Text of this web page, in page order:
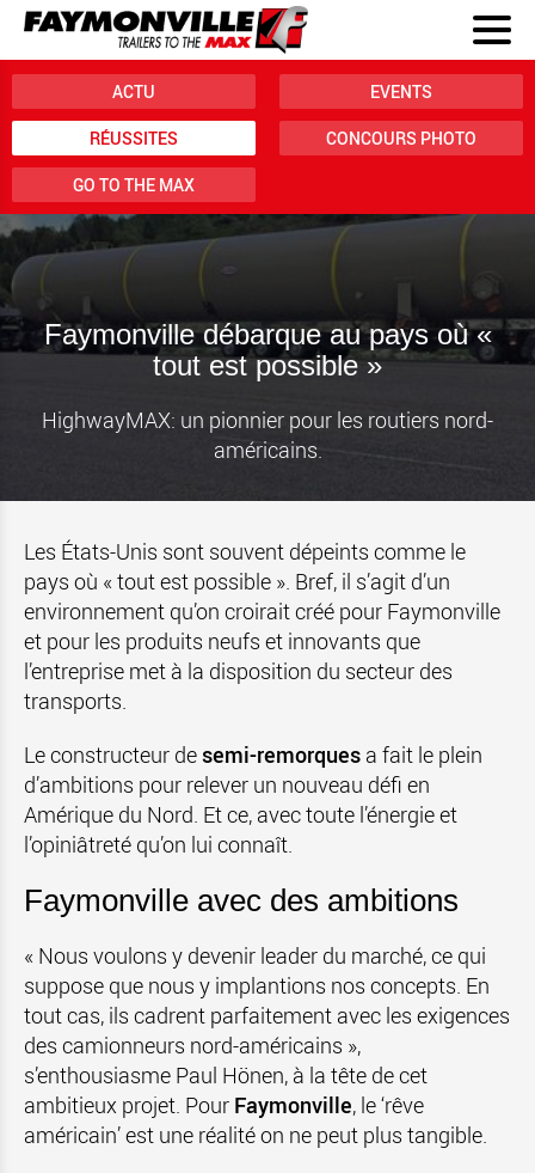
ACTU EVENTS
RÉUSSITES CONCOURS PHOTO
GO TO THE MAX
Faymonville débarque au pays où «
tout est possible »
HighwayMAX: un pionnier pour les routiers nord-
américains.
Les États-Unis sont souvent dépeints comme le
pays où « tout est possible ». Bref, il s’agit d’un
environnement qu’on croirait créé pour Faymonville
et pour les produits neufs et innovants que
l’entreprise met à la disposition du secteur des
transports.
Le constructeur desemi-remorques a fait le plein
d’ambitions pour relever un nouveau défi en
Amérique du Nord. Et ce, avec toute l’énergie et
l’opiniâtreté qu’on lui connaît.
Faymonville avec des ambitions
« Nous voulons y devenir leader du marché, ce qui
suppose que nous y implantions nos concepts. En
tout cas, ils cadrent parfaitement avec les exigences
des camionneurs nord-américains »,
s’enthousiasme Paul Hönen, à la tête de cet
ambitieux projet. Pour Faymonville, le ‘rêve
américain’ est une réalité on ne peut plus tangible.